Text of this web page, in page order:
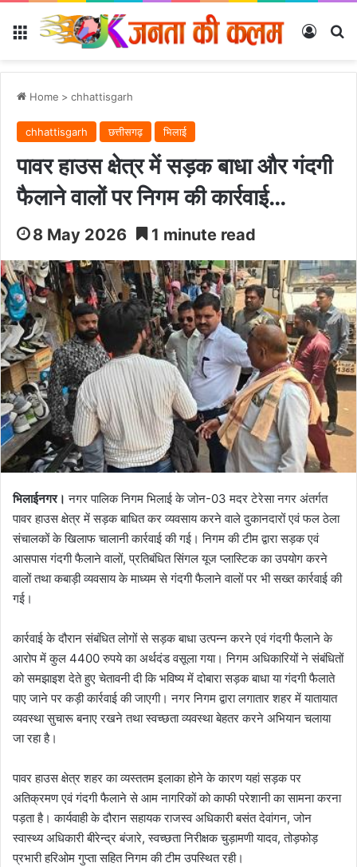
Menu Log In
Home > chhattisgarh
chhattisgarh छत्तीसगढ़ भिलाई
पावर हाउस क्षेत्र में सड़क बाधा और गंदगी
फैलाने वालों पर निगम की कार्रवाई…
8 May 2026 1 minute read
भिलाईनगर। नगर पालिक निगम भिलाई के जोन-03 मदर टेरेसा नगर अंतर्गत
पावर हाउस क्षेत्र में सड़क बाधित कर व्यवसाय करने वाले दुकानदारों एवं फल ठेला
संचालकों के खिलाफ चालानी कार्रवाई की गई। निगम की टीम द्वारा सड़क एवं
आसपास गंदगी फैलाने वालों, प्रतिबंधित सिंगल यूज प्लास्टिक का उपयोग करने
वालों तथा कबाड़ी व्यवसाय के माध्यम से गंदगी फैलाने वालों पर भी सख्त कार्रवाई की
गई।
कार्रवाई के दौरान संबंधित लोगों से सड़क बाधा उत्पन्न करने एवं गंदगी फैलाने के
आरोप में कुल 4400 रुपये का अर्थदंड वसूला गया। निगम अधिकारियों ने संबंधितों
को समझाइश देते हुए चेतावनी दी कि भविष्य में दोबारा सड़क बाधा या गंदगी फैलाते
पाए जाने पर कड़ी कार्रवाई की जाएगी। नगर निगम द्वारा लगातार शहर में यातायात
व्यवस्था सुचारू बनाए रखने तथा स्वच्छता व्यवस्था बेहतर करने अभियान चलाया
जा रहा है।
पावर हाउस क्षेत्र शहर का व्यस्ततम इलाका होने के कारण यहां सड़क पर
अतिक्रमण एवं गंदगी फैलाने से आम नागरिकों को काफी परेशानी का सामना करना
पड़ता है। कार्यवाही के दौरान सहायक राजस्व अधिकारी बसंत देवांगन, जोन
स्वास्थ्य अधिकारी बीरेन्द्र बंजारे, स्वच्छता निरीक्षक चुड़ामणी यादव, तोड़फोड़
प्रभारी हरिओम गुप्ता सहित निगम की टीम उपस्थित रही।